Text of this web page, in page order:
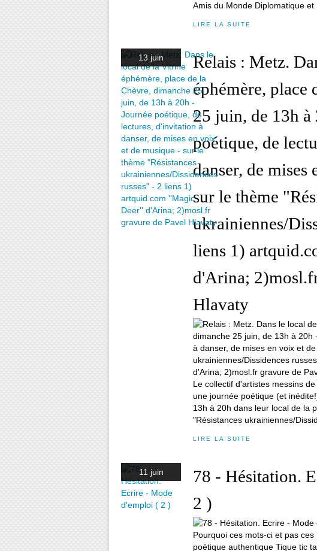
Amis du Monde Diplomatique et
LIRE LA SUITE
13 juin
Relais : Metz.
éphémère, place
25 juin, de 13h à
poétique, de
danser, de
sur le thème
ukrainiennes/
liens 1)
d'Arina;
Hlavaty
Le collectif d'artistes messins
une journée poétique (et
13h à 20h dans leur local de la
"Résistances ukrainiennes/
LIRE LA SUITE
11 juin
78 - Hésitation.
2 )
Pourquoi ces mots-ci et pas
poétique authentique Tique tic